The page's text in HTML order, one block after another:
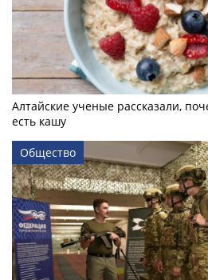
Алтайские ученые рассказали,
есть кашу
Общество